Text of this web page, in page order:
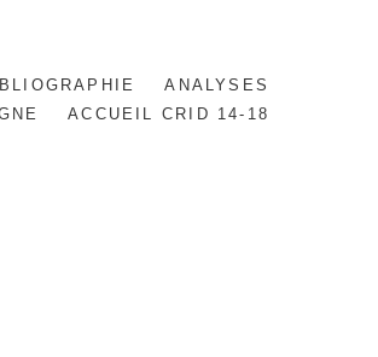
ANALYSES
ACCUEIL CRID 14-18